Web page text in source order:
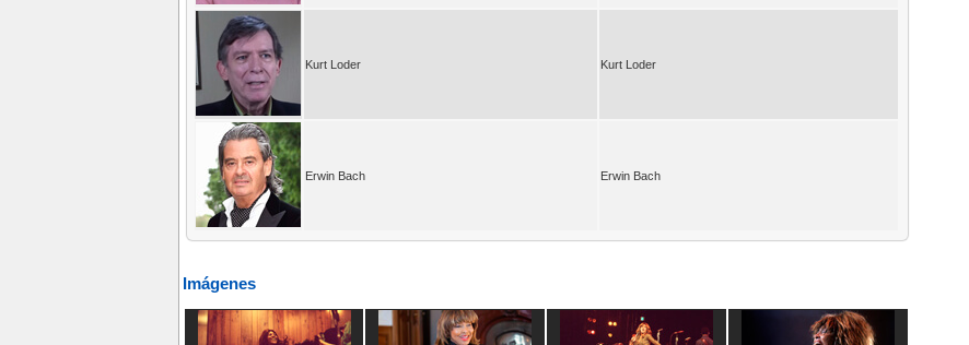
Kurt Loder Kurt Loder
Erwin Bach Erwin Bach
Imágenes